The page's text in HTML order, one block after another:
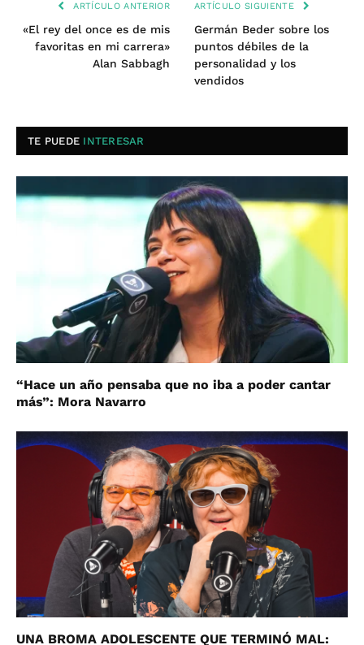
ARTÍCULO ANTERIOR
«El rey del once es de mis
favoritas en mi carrera»
Alan Sabbagh
ARTÍCULO SIGUIENTE
Germán Beder sobre los
puntos débiles de la
personalidad y los
vendidos
TE PUEDE INTERESAR
“Hace un año pensaba que no iba a poder cantar
más”: Mora Navarro
UNA BROMA ADOLESCENTE QUE TERMINÓ MAL: